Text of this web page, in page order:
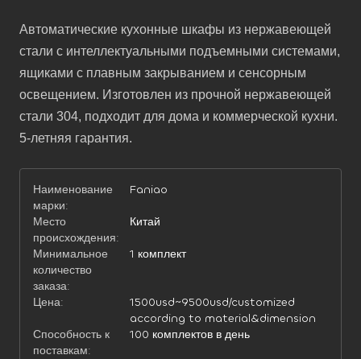
Автоматические кухонные шкафы из нержавеющей
стали с интеллектуальными подъемными системами,
ящиками с плавным закрыванием и сенсорным
освещением. Изготовлен из прочной нержавеющей
стали 304, подходит для дома и коммерческой кухни.
5-летняя гарантия.
Наименование
марки:
Faniao
Место
происхождения:
Китай
Минимальное
количество
заказа:
1 комплект
Цена:
1500usd~9500usd/customized
according to material&dimension
Способность к
поставкам:
100 комплектов в день